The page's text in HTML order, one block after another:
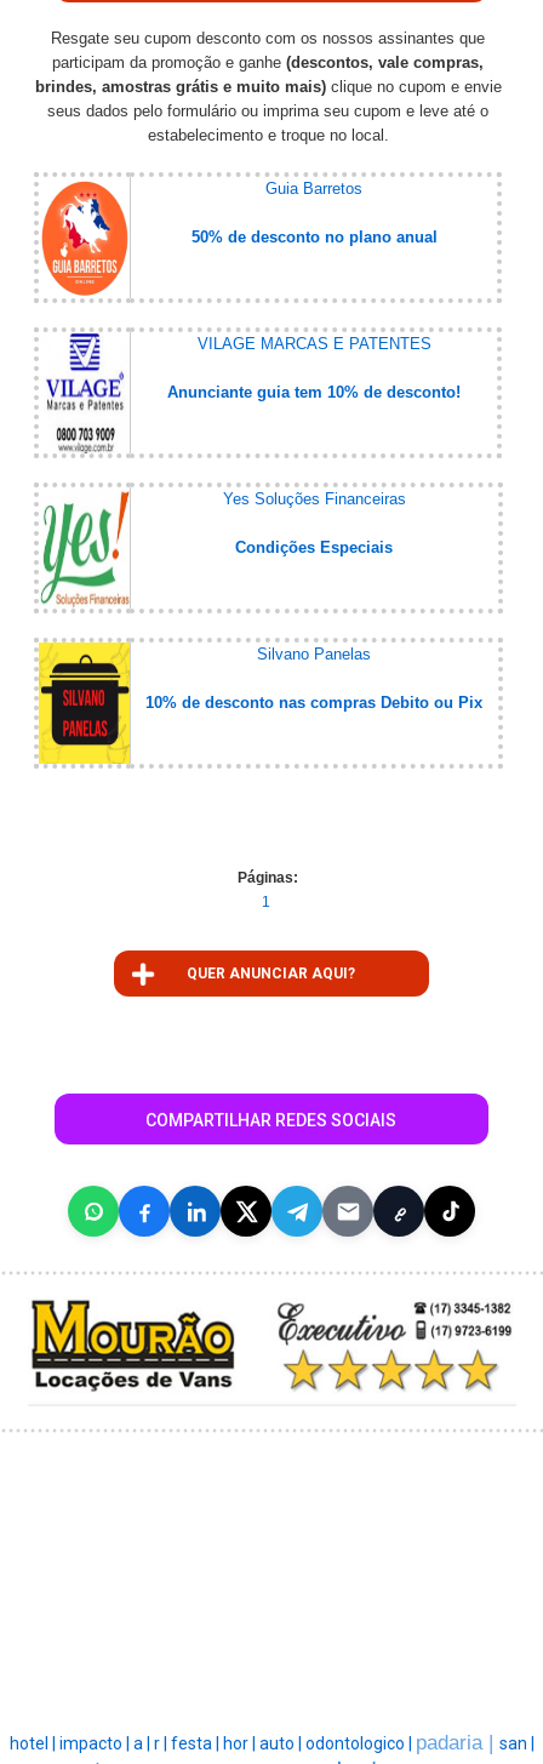
Resgate seu cupom desconto com os nossos assinantes que
participam da promoção e ganhe (descontos, vale compras,
brindes, amostras grátis e muito mais)clique no cupom e envie
seus dados pelo formulário ou imprima seu cupom e leve até o
estabelecimento e troque no local.
Guia Barretos
50% de desconto no plano anual
VILAGE MARCAS E PATENTES
Anunciante guia tem 10% de desconto!
Yes Soluções Financeiras
Condições Especiais
Silvano Panelas
10% de desconto nas compras Debito ou Pix
Páginas:
1
QUER ANUNCIAR AQUI?
COMPARTILHAR REDES SOCIAIS
hotel | impacto | a | r | festa | hor | auto | odontologico | padaria | san |